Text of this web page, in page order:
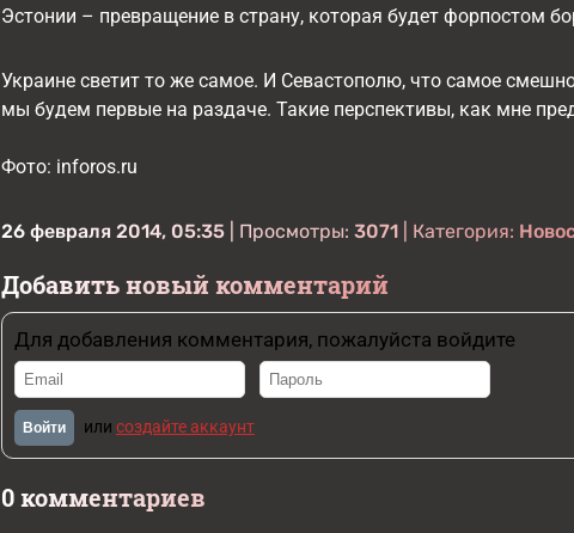
Эстонии – превращение в страну, которая будет форпостом
Украине светит то же самое. И Севастополю, что самое
мы будем первые на раздаче. Такие перспективы, как мне
Фото: inforos.ru
26 февраля 2014, 05:35 | Просмотры: 3071 | Категория:
Добавить новый комментарий
Для добавления комментария, пожалуйста войдите
Войти или создайте аккаунт
0 комментариев